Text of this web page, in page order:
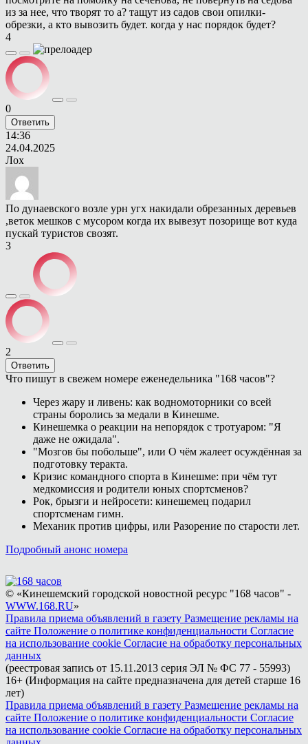
из за нее, что творят то а? тащут из садов свои опилки-
обрезки, а кто вывозить будет. когда у нас порядок будет?
4
0
Ответить
14:36
24.04.2025
Лох
По дунаевского возле урн угх накидали обрезанных деревьев
,веток мешков с мусором когда их вывезут позорище вот куда
пускай туристов свозят.
3
2
Ответить
Что пишут в свежем номере еженедельника "168 часов"?
Через жару и ливень: как водномоторники со всей
страны боролись за медали в Кинешме.
Кинешемка о реакции на непорядок с тротуаром: "Я
даже не ожидала".
"Мозгов бы побольше", или О чём жалеет осуждённая за
подготовку теракта.
Кризис командного спорта в Кинешме: при чём тут
медкомиссия и родители юных спортсменов?
Рок, брызги и нейросети: кинешемец подарил
спортсменам гимн.
Механик против цифры, или Разорение по старости лет.
Подробный анонс номера
© «Кинешемский городской новостной ресурс "168 часов" -
WWW.168.RU»
Правила приема объявлений в газету Размещение рекламы на
сайте Положение о политике конфиденциальности Согласие
на использование cookie Согласие на обработку персональных
данных
(реестровая запись от 15.11.2013 серия ЭЛ № ФС 77 - 55993)
16+ (Информация на сайте предназначена для детей старше 16
лет)
Правила приема объявлений в газету Размещение рекламы на
сайте Положение о политике конфиденциальности Согласие
на использование cookie Согласие на обработку персональных